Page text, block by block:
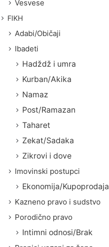
Vesvese
FIKH
Adabi/Običaji
Ibadeti
Hadždž i umra
Kurban/Akika
Namaz
Post/Ramazan
Taharet
Zekat/Sadaka
Zikrovi i dove
Imovinski postupci
Ekonomija/Kupoprodaja
Kazneno pravo i sudstvo
Porodično pravo
Intimni odnosi/Brak